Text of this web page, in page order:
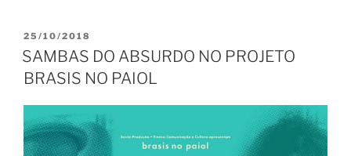
PUBLICADO
EM
25/10/2018
SAMBAS DO ABSURDO NO PROJETO
BRASIS NO PAIOL